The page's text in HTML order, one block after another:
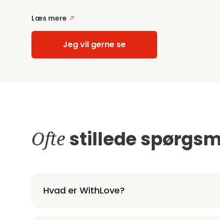
Læs mere
Jeg vil gerne se
Ofte stillede
Hvad er WithLove?